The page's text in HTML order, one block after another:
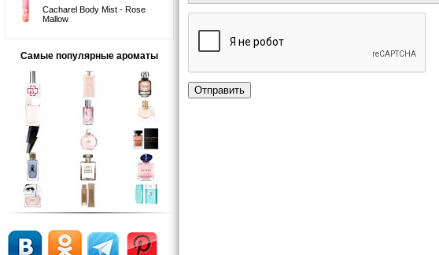
Cacharel Body Mist - Rose
Mallow
Самые популярные ароматы
Отправить